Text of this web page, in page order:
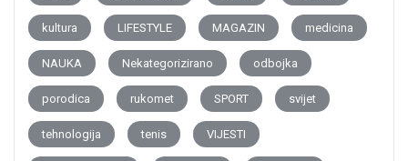
kultura LIFESTYLE MAGAZIN medicina
NAUKA Nekategorizirano odbojka
porodica rukomet SPORT svijet
tehnologija tenis VIJESTI